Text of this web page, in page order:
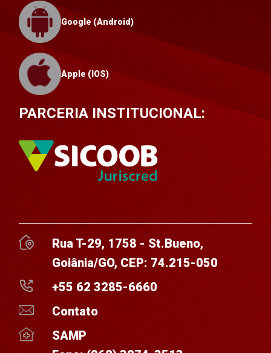
Google (Android)
Apple (IOS)
PARCERIA INSTITUCIONAL:
Rua T-29, 1758 - St.Bueno,
Goiânia/GO, CEP: 74.215-050
+55 62 3285-6660
Contato
SAMP